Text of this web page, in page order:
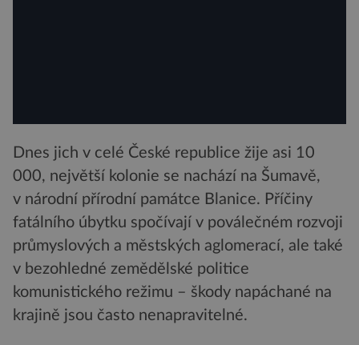
Dnes jich v celé České republice žije asi 10
000, největší kolonie se nachází na Šumavě,
v národní přírodní památce Blanice. Příčiny
fatálního úbytku spočívají v poválečném rozvoji
průmyslových a městských aglomerací, ale také
v bezohledné zemědělské politice
komunistického režimu – škody napáchané na
krajině jsou často nenapravitelné.